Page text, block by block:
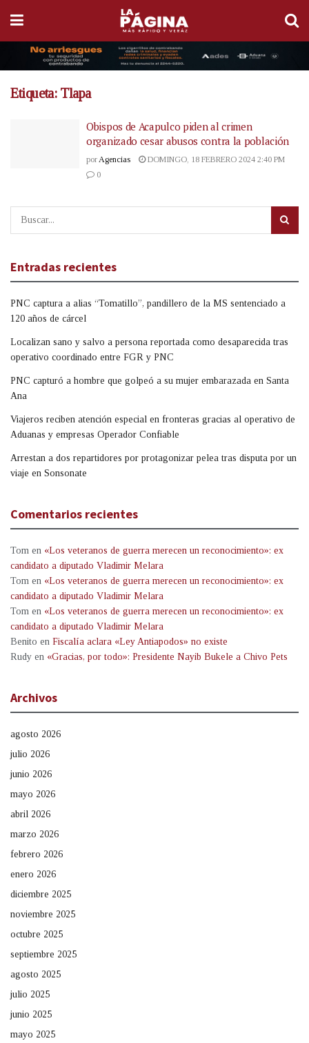
Etiqueta: Tlapa
Obispos de Acapulco piden al crimen
organizado cesar abusos contra la población
por Agencias
DOMINGO, 18 FEBRERO 2024 2:40 PM
0
Entradas recientes
PNC captura a alias “Tomatillo”, pandillero de la MS sentenciado a
120 años de cárcel
Localizan sano y salvo a persona reportada como desaparecida tras
operativo coordinado entre FGR y PNC
PNC capturó a hombre que golpeó a su mujer embarazada en Santa
Ana
Viajeros reciben atención especial en fronteras gracias al operativo de
Aduanas y empresas Operador Confiable
Arrestan a dos repartidores por protagonizar pelea tras disputa por un
viaje en Sonsonate
Comentarios recientes
Tom en «Los veteranos de guerra merecen un reconocimiento»: ex
candidato a diputado Vladimir Melara
Tom en «Los veteranos de guerra merecen un reconocimiento»: ex
candidato a diputado Vladimir Melara
Tom en «Los veteranos de guerra merecen un reconocimiento»: ex
candidato a diputado Vladimir Melara
Benito en Fiscalía aclara «Ley Antiapodos» no existe
Rudy en «Gracias, por todo»: Presidente Nayib Bukele a Chivo Pets
Archivos
agosto 2026
julio 2026
junio 2026
mayo 2026
abril 2026
marzo 2026
febrero 2026
enero 2026
diciembre 2025
noviembre 2025
octubre 2025
septiembre 2025
agosto 2025
julio 2025
junio 2025
mayo 2025